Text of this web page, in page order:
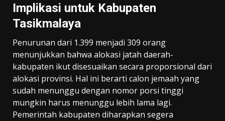
Implikasi untuk Kabupaten
Tasikmalaya
Penurunan dari 1.399 menjadi 309 orang
menunjukkan bahwa alokasi jatah daerah-
kabupaten ikut disesuaikan secara proporsional dari
alokasi provinsi. Hal ini berarti calon jemaah yang
sudah menunggu dengan nomor porsi tinggi
mungkin harus menunggu lebih lama lagi.
Pemerintah kabupaten diharapkan segera